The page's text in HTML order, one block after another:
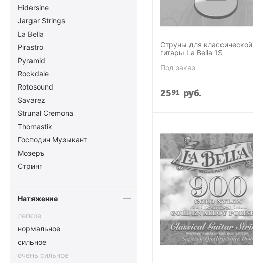
Струны для классической
гитары La Bella 1S
Под заказ
2591 руб.
Hidersine
Jargar Strings
La Bella
Pirastro
Pyramid
Rockdale
Rotosound
Savarez
Strunal Cremona
Thomastik
Господин Музыкант
Мозеръ
Стринг
Натяжение
легкое
нормальное
сильное
очень сильное